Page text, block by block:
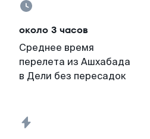
около 3 часов
Среднее время
перелета из Ашхабада
в Дели без пересадок